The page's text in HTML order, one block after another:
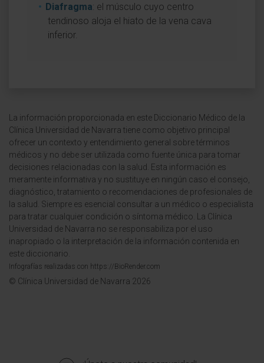
Diafragma: el músculo cuyo centro
tendinoso aloja el hiato de la vena cava
inferior.
La información proporcionada en este Diccionario Médico de la
Clínica Universidad de Navarra tiene como objetivo principal
ofrecer un contexto y entendimiento general sobre términos
médicos y no debe ser utilizada como fuente única para tomar
decisiones relacionadas con la salud. Esta información es
meramente informativa y no sustituye en ningún caso el consejo,
diagnóstico, tratamiento o recomendaciones de profesionales de
la salud. Siempre es esencial consultar a un médico o especialista
para tratar cualquier condición o síntoma médico. La Clínica
Universidad de Navarra no se responsabiliza por el uso
inapropiado o la interpretación de la información contenida en
este diccionario.
Infografías realizadas con https://BioRender.com
© Clínica Universidad de Navarra 2026